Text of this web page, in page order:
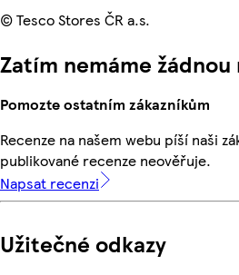
© Tesco Stores ČR a.s.
Zatím nemáme žádnou
Pomozte ostatním zákazníkům
Recenze na našem webu píší naši
publikované recenze neověřuje.
Napsat recenzi
Užitečné odkazy